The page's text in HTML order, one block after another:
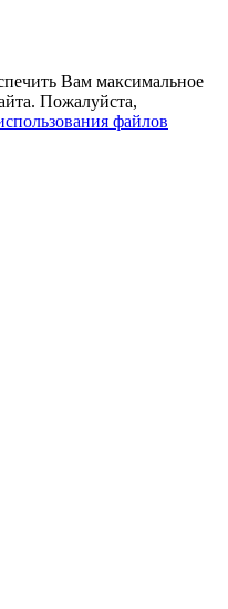
Вам максимальное
Пожалуйста,
файлов